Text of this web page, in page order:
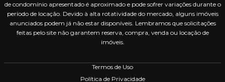
de condomínio apresentado é aproximado e pode sofrer variações durante o
período de locação. Devido à alta rotatividade do mercado, alguns imóveis
anunciados podem já não estar disponíveis. Lembramos que solicitações
feitas pelo site não garantem reserva, compra, venda ou locação de
imóveis.
Termos de Uso
Política de Privacidade